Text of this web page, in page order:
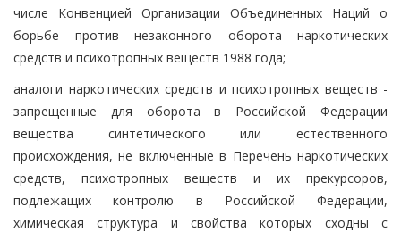
числе Конвенцией Организации Объединенных Наций о
борьбе против незаконного оборота наркотических
средств и психотропных веществ 1988 года;
аналоги наркотических средств и психотропных веществ -
запрещенные для оборота в Российской Федерации
вещества синтетического или естественного
происхождения, не включенные в Перечень наркотических
средств, психотропных веществ и их прекурсоров,
подлежащих контролю в Российской Федерации,
химическая структура и свойства которых сходны с